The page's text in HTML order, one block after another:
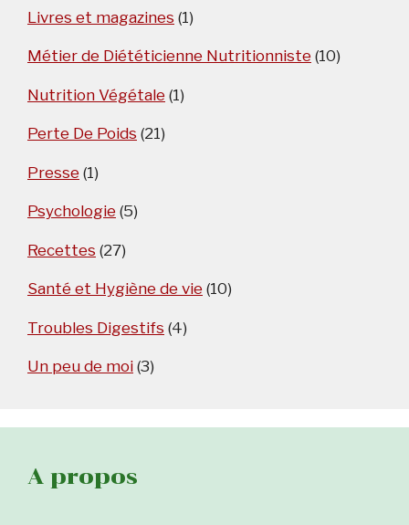
Livres et magazines (1)
Métier de Diététicienne Nutritionniste (10)
Nutrition Végétale (1)
Perte De Poids (21)
Presse (1)
Psychologie (5)
Recettes (27)
Santé et Hygiène de vie (10)
Troubles Digestifs (4)
Un peu de moi (3)
A propos